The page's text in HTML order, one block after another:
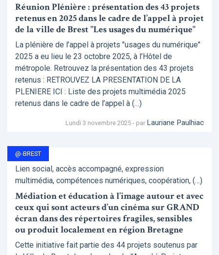
Réunion Plénière : présentation des 43 projets
retenus en 2025 dans le cadre de l’appel à projet
de la ville de Brest "Les usages du numérique"
La plénière de l’appel à projets "usages du numérique"
2025 a eu lieu le 23 octobre 2025, à l’Hôtel de
métropole. Retrouvez la présentation des 43 projets
retenus : RETROUVEZ LA PRESENTATION DE LA
PLENIERE ICI : Liste des projets multimédia 2025
retenus dans le cadre de l’appel à (…)
Lundi 3 novembre 2025 - par Lauriane Paulhiac
@-BREST
Lien social, accès accompagné, expression
multimédia, compétences numériques, coopération, (…)
Médiation et éducation à l’image autour et avec
ceux qui sont acteurs d’un cinéma sur GRAND
écran dans des répertoires fragiles, sensibles
ou produit localement en région Bretagne
Cette initiative fait partie des 44 projets soutenus par